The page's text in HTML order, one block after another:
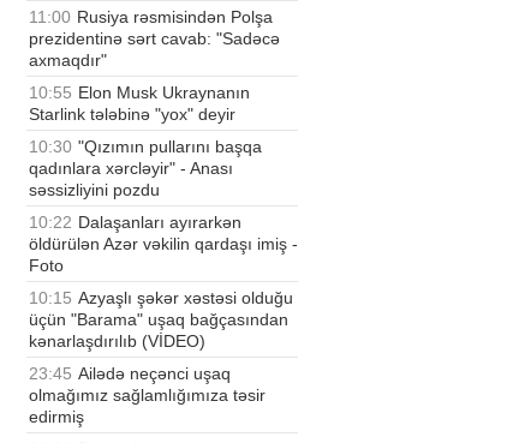
11:00 Rusiya rəsmisindən Polşa
prezidentinə sərt cavab: "Sadəcə
axmaqdır"
10:55 Elon Musk Ukraynanın
Starlink tələbinə "yox" deyir
10:30 "Qızımın pullarını başqa
qadınlara xərcləyir" - Anası
səssizliyini pozdu
10:22 Dalaşanları ayırarkən
öldürülən Azər vəkilin qardaşı imiş -
Foto
10:15 Azyaşlı şəkər xəstəsi olduğu
üçün "Barama" uşaq bağçasından
kənarlaşdırılıb (VİDEO)
23:45 Ailədə neçənci uşaq
olmağımız sağlamlığımıza təsir
edirmiş